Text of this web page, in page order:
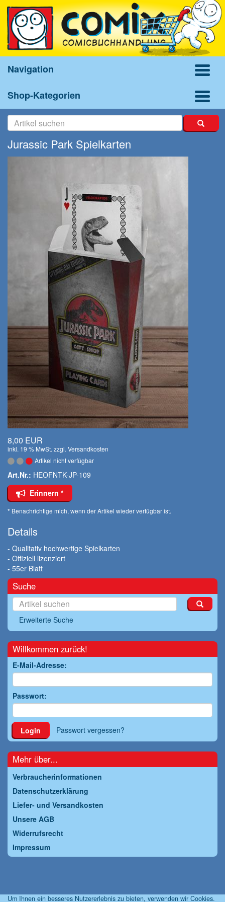
Navigation
Shop-Kategorien
Jurassic Park Spielkarten
8,00 EUR
inkl. 19 % MwSt. zzgl. Versandkosten
Artikel nicht verfügbar
Art.Nr.: HEOFNTK-JP-109
Erinnern *
* Benachrichtige mich, wenn der Artikel wieder verfügbar ist.
Details
- Qualitativ hochwertige Spielkarten
- Offiziell lizenziert
- 55er Blatt
Suche
Erweiterte Suche
Willkommen zurück!
E-Mail-Adresse:
Passwort:
Login Passwort vergessen?
Mehr über...
Verbraucherinformationen
Datenschutzerklärung
Liefer- und Versandkosten
Unsere AGB
Widerrufsrecht
Impressum
Um Ihnen ein besseres Nutzererlebnis zu bieten, verwenden wir Cookies.